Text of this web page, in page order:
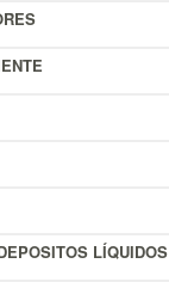
LÍQUIDOS